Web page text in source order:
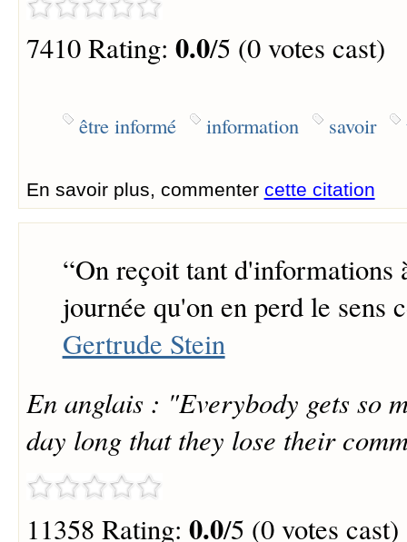
7410 Rating: 0.0/5 (0 votes cast)
être informé information savoir
En savoir plus, commenter cette citation
“On reçoit tant d'informations
journée qu'on en perd le sens
Gertrude Stein
En anglais : "Everybody gets so
day long that they lose their
11358 Rating: 0.0/5 (0 votes cast)